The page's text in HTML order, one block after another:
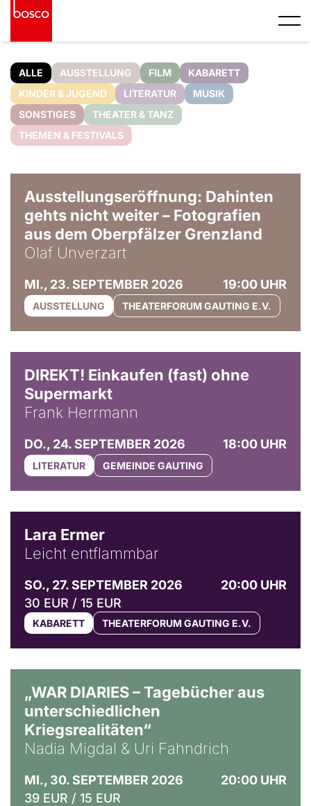
ALLE AUSSTELLUNG FILM
KABARETT
KINDER & JUGEND
LITERATUR
MUSIK
SONSTIGES
THEATER & TANZ
THEMEN & FESTIVALS
Ausstellungseröffnung: Dahinten
gehts nicht weiter – Fotografien
aus dem Oberpfälzer Grenzland
Olaf Unverzart
MI., 23. SEPTEMBER 2026 19:00 UHR
AUSSTELLUNG THEATERFORUM GAUTING E.V.
DIREKT! Einkaufen (fast) ohne
Supermarkt
Frank Herrmann
DO., 24. SEPTEMBER 2026 18:00 UHR
LITERATUR GEMEINDE GAUTING
Lara Ermer
Leicht entflammbar
SO., 27. SEPTEMBER 2026
20:00 UHR
30 EUR / 15 EUR
KABARETT THEATERFORUM GAUTING E.V.
„WAR DIARIES – Tagebücher aus
unterschiedlichen
Kriegsrealitäten“
Nadia Migdal & Uri Fahndrich
MI., 30. SEPTEMBER 2026
20:00 UHR
39 EUR / 15 EUR